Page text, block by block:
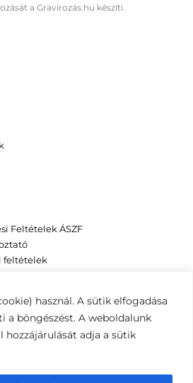
használ. A sütik elfogadása
a böngészést. A weboldalunk
hozzájárulását adja a sütik
a Gravírozás.hu készíti.
Feltételek ÁSZF
feltételek
EMMA VANO egyedi ékszerek